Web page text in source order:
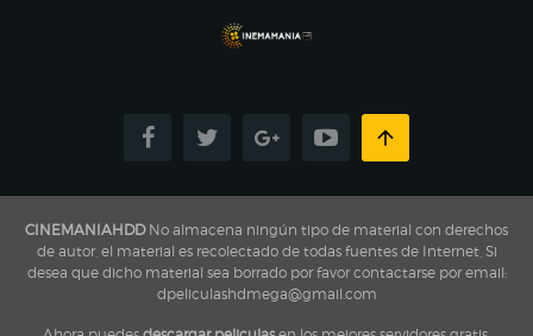
CINEMANIAHDDNo almacena ningún tipo de material con derechos
de autor, el material es recolectado de todas fuentes de Internet, Si
desea que dicho material sea borrado por favor contactarse por email:
dpeliculashdmega@gmail.com